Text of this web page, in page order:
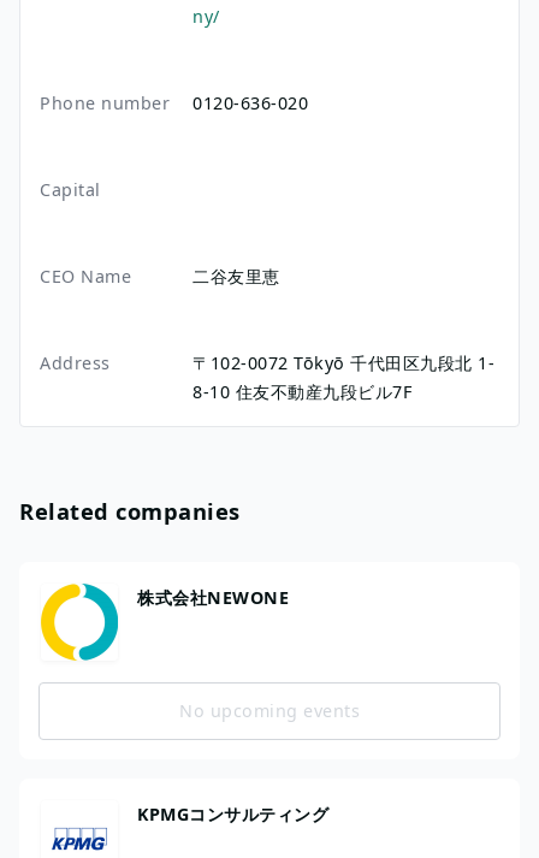
ny/
Phone number 0120-636-020
Capital
CEO Name 二谷友里恵
Address 〒102-0072Tōkyō千代田区九段北 1-
8-10 住友不動産九段ビル7F
Related companies
株式会社NEWONE
No upcoming events
KPMGコンサルティング